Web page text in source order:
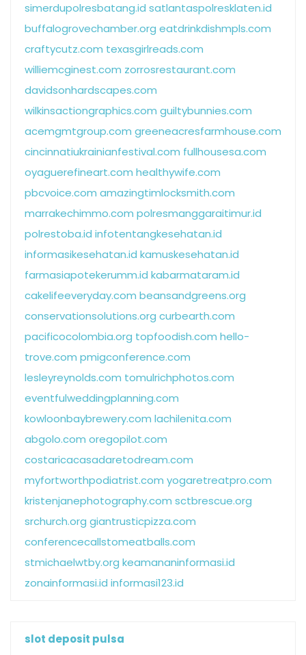
simerdupolresbatang.id satlantaspolresklaten.id
buffalogrovechamber.org eatdrinkdishmpls.com
craftycutz.com texasgirlreads.com
williemcginest.com zorrosrestaurant.com
davidsonhardscapes.com
wilkinsactiongraphics.com guiltybunnies.com
acemgmtgroup.com greeneacresfarmhouse.com
cincinnatiukrainianfestival.com fullhousesa.com
oyaguerefineart.com healthywife.com
pbcvoice.com amazingtimlocksmith.com
marrakechimmo.com polresmanggaraitimur.id
polrestoba.id infotentangkesehatan.id
informasikesehatan.id kamuskesehatan.id
farmasiapotekerumm.id kabarmataram.id
cakelifeeveryday.com beansandgreens.org
conservationsolutions.org curbearth.com
pacificocolombia.org topfoodish.com hello-
trove.com pmigconference.com
lesleyreynolds.com tomulrichphotos.com
eventfulweddingplanning.com
kowloonbaybrewery.com lachilenita.com
abgolo.com oregopilot.com
costaricacasadaretodream.com
myfortworthpodiatrist.com yogaretreatpro.com
kristenjanephotography.com sctbrescue.org
srchurch.org giantrusticpizza.com
conferencecallstomeatballs.com
stmichaelwtby.org keamananinformasi.id
zonainformasi.id informasi123.id
slot deposit pulsa